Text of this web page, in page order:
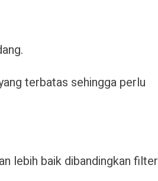
terbatas sehingga perlu
lebih baik dibandingkan filter